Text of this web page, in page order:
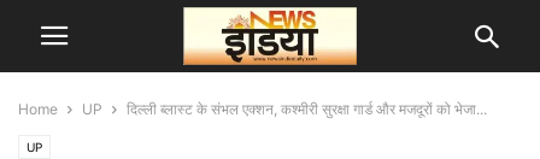
Home UP दिल्ली ब्लास्ट के संभल एक्शन, कश्मीरी सुरक्षा गार्ड और मजदूरों को भेजा...
UP